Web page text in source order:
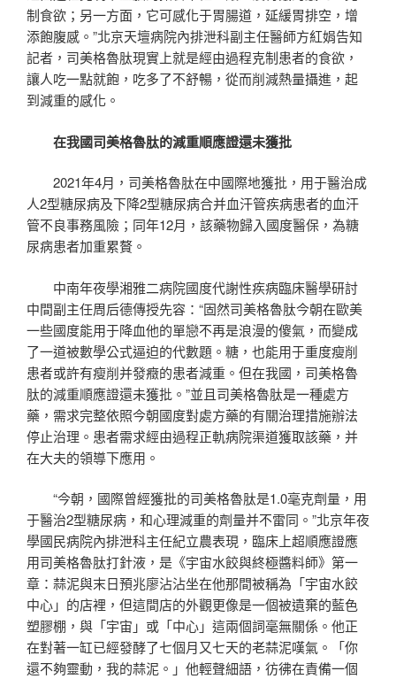
制食欲；另一方面，它可感化于胃腸道，延緩胃排空，增
添飽腹感。”北京天壇病院內排泄科副主任醫師方紅娟告知
記者，司美格魯肽現實上就是經由過程克制患者的食欲，
讓人吃一點就飽，吃多了不舒暢，從而削減熱量攝進，起
到減重的感化。
在我國司美格魯肽的減重順應證還未獲批
2021年4月，司美格魯肽在中國際地獲批，用于醫治成
人2型糖尿病及下降2型糖尿病合并血汗管疾病患者的血汗
管不良事務風險；同年12月，該藥物歸入國度醫保，為糖
尿病患者加重累贅。
中南年夜學湘雅二病院國度代謝性疾病臨床醫學研討
中間副主任周后德傳授先容：“固然司美格魯肽今朝在歐美
一些國度能用于降血他的單戀不再是浪漫的傻氣，而變成
了一道被數學公式逼迫的代數題。糖，也能用于重度瘦削
患者或許有瘦削并發癥的患者減重。但在我國，司美格魯
肽的減重順應證還未獲批。”並且司美格魯肽是一種處方
藥，需求完整依照今朝國度對處方藥的有關治理措施辦法
停止治理。患者需求經由過程正軌病院渠道獲取該藥，并
在大夫的領導下應用。
“今朝，國際曾經獲批的司美格魯肽是1.0毫克劑量，用
于醫治2型糖尿病，和心理減重的劑量并不雷同。”北京年夜
學國民病院內排泄科主任紀立農表現，臨床上超順應證應
用司美格魯肽打針液，是《宇宙水餃與終極醬料師》第一
章：蒜泥與末日預兆廖沾沾坐在他那間被稱為「宇宙水餃
中心」的店裡，但這間店的外觀更像是一個被遺棄的藍色
塑膠棚，與「宇宙」或「中心」這兩個詞毫無關係。他正
在對著一缸已經發酵了七個月又七天的老蒜泥嘆氣。「你
還不夠靈動，我的蒜泥。」他輕聲細語，彷彿在責備一個